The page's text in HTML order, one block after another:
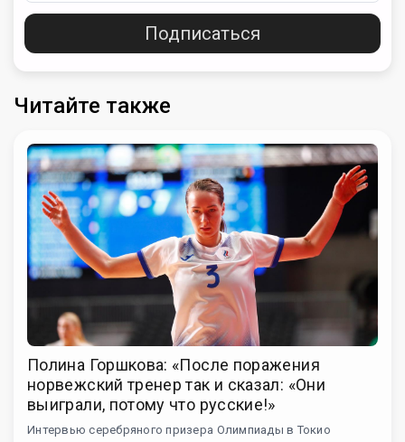
Подписаться
Читайте также
Полина Горшкова: «После поражения
норвежский тренер так и сказал: «Они
выиграли, потому что русские!»
Интервью серебряного призера Олимпиады в Токио